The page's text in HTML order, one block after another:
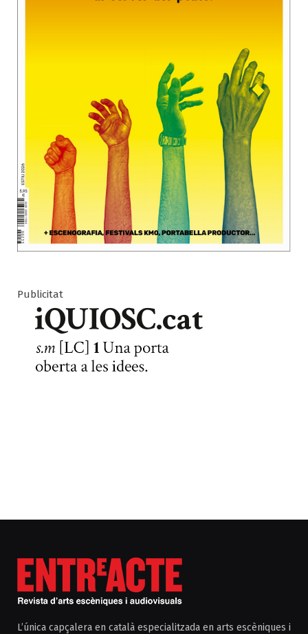
Publicitat
L’única capçalera en català especialitzada en arts escèniques i